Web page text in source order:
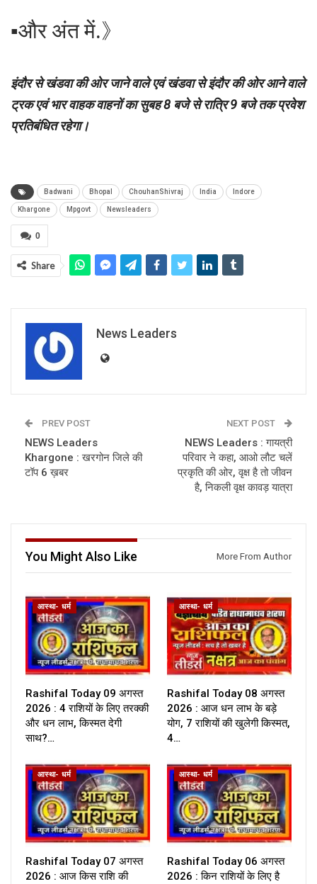
▪︎और अंत में.》
इंदौर से खंडवा की ओर जाने वाले एवं खंडवा से इंदौर की ओर आने वाले
ट्रक एवं भार वाहक वाहनों का सुबह 8 बजे से रात्रि 9 बजे तक प्रवेश
प्रतिबंधित रहेगा।
Badwani Bhopal ChouhanShivraj India Indore
Khargone Mpgovt Newsleaders
0
Share
News Leaders
PREV POST
NEWS Leaders
Khargone : खरगोन जिले की
टॉप 6 ख़बर
NEXT POST
NEWS Leaders : गायत्री
परिवार ने कहा, आओ लौट चलें
प्रकृति की ओर, वृक्ष है तो जीवन
है, निकली वृक्ष कावड़ यात्रा
You Might Also Like More From Author
आस्था- धर्म
Rashifal Today 09 अगस्त
2026 : 4 राशियों के लिए तरक्की
और धन लाभ, किस्मत देगी
साथ?…
आस्था- धर्म
Rashifal Today 08 अगस्त
2026 : आज धन लाभ के बड़े
योग, 7 राशियों की खुलेगी किस्मत,
4…
आस्था- धर्म
Rashifal Today 07 अगस्त
2026 : आज किस राशि की
आस्था- धर्म
Rashifal Today 06 अगस्त
2026 : किन राशियों के लिए है